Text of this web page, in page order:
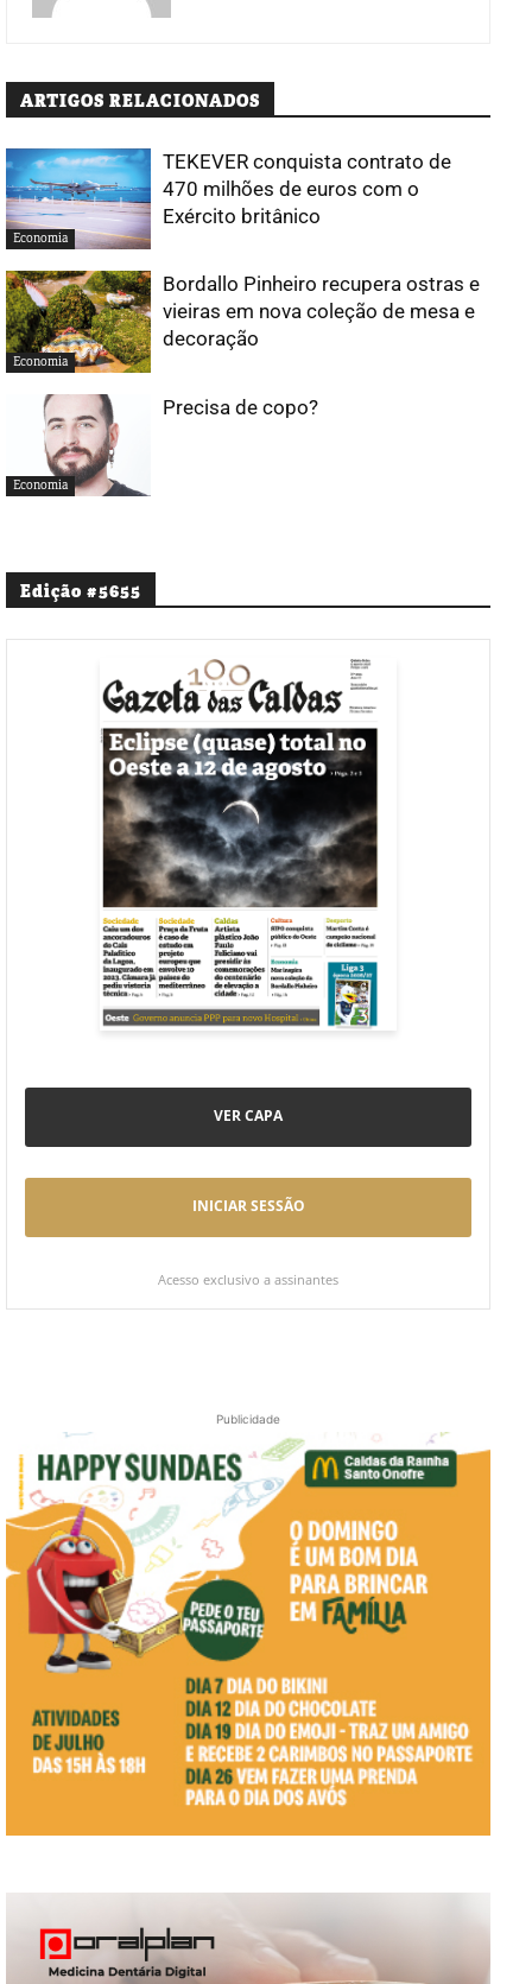
ARTIGOS RELACIONADOS
Economia
TEKEVER conquista contrato de
470 milhões de euros com o
Exército britânico
Economia
Bordallo Pinheiro recupera ostras e
vieiras em nova coleção de mesa e
decoração
Economia
Precisa de copo?
Edição #5655
VER CAPA
INICIAR SESSÃO
Acesso exclusivo a assinantes
Publicidade